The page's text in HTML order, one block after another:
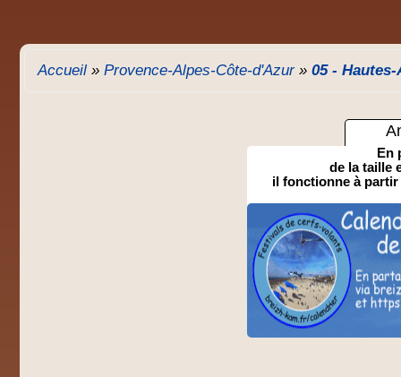
Accueil » Provence-Alpes-Côte-d'Azur» 05 -
En
de la taille
il fonctionne à partir